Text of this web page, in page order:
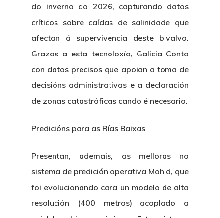
do inverno do 2026, capturando datos
críticos sobre caídas de salinidade que
afectan á supervivencia deste bivalvo.
Grazas a esta tecnoloxía, Galicia Conta
con datos precisos que apoian a toma de
decisións administrativas e a declaración
de zonas catastróficas cando é necesario.
Predicións para as Rías Baixas
Presentan, ademais, as melloras no
sistema de predición operativa Mohid, que
foi evolucionando cara un modelo de alta
resolución (400 metros) acoplado a